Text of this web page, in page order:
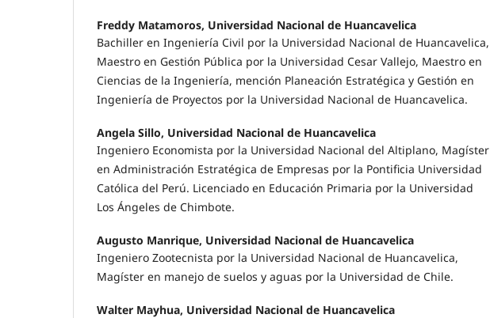
Freddy Matamoros, Universidad Nacional de Huancavelica
Bachiller en Ingeniería Civil por la Universidad Nacional de Huancavelica,
Maestro en Gestión Pública por la Universidad Cesar Vallejo, Maestro en
Ciencias de la Ingeniería, mención Planeación Estratégica y Gestión en
Ingeniería de Proyectos por la Universidad Nacional de Huancavelica.
Angela Sillo, Universidad Nacional de Huancavelica
Ingeniero Economista por la Universidad Nacional del Altiplano, Magíster
en Administración Estratégica de Empresas por la Pontificia Universidad
Católica del Perú. Licenciado en Educación Primaria por la Universidad
Los Ángeles de Chimbote.
Augusto Manrique, Universidad Nacional de Huancavelica
Ingeniero Zootecnista por la Universidad Nacional de Huancavelica,
Magíster en manejo de suelos y aguas por la Universidad de Chile.
Walter Mayhua, Universidad Nacional de Huancavelica